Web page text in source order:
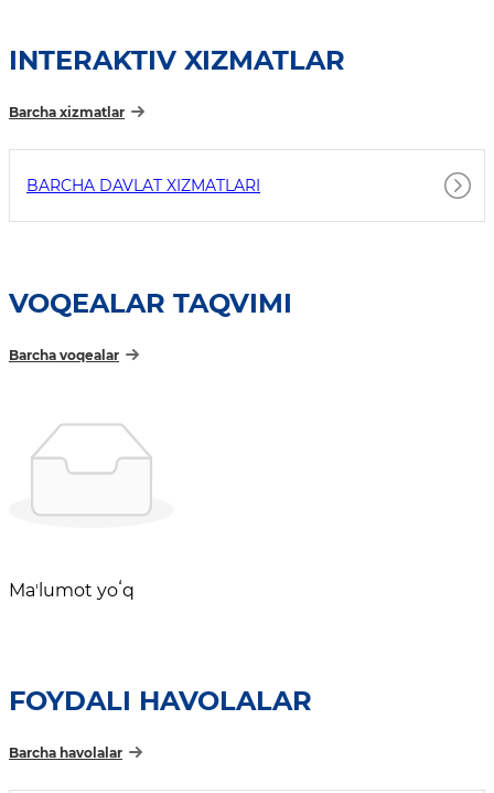
INTERAKTIV XIZMATLAR
Barcha xizmatlar
BARCHA DAVLAT XIZMATLARI
VOQEALAR TAQVIMI
Barcha voqealar
Maʼlumot yoʻq
FOYDALI HAVOLALAR
Barcha havolalar